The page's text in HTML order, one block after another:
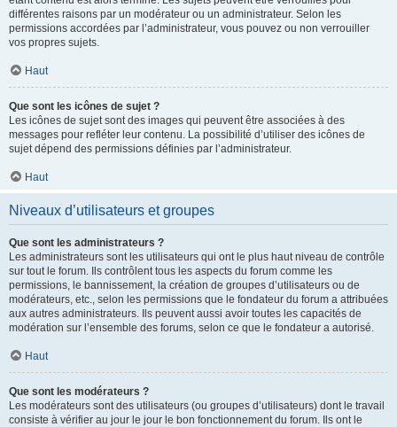
différentes raisons par un modérateur ou un administrateur. Selon les
permissions accordées par l’administrateur, vous pouvez ou non verrouiller
vos propres sujets.
Haut
Que sont les icônes de sujet ?
Les icônes de sujet sont des images qui peuvent être associées à des
messages pour refléter leur contenu. La possibilité d’utiliser des icônes de
sujet dépend des permissions définies par l’administrateur.
Haut
Niveaux d’utilisateurs et groupes
Que sont les administrateurs ?
Les administrateurs sont les utilisateurs qui ont le plus haut niveau de contrôle
sur tout le forum. Ils contrôlent tous les aspects du forum comme les
permissions, le bannissement, la création de groupes d’utilisateurs ou de
modérateurs, etc., selon les permissions que le fondateur du forum a attribuées
aux autres administrateurs. Ils peuvent aussi avoir toutes les capacités de
modération sur l’ensemble des forums, selon ce que le fondateur a autorisé.
Haut
Que sont les modérateurs ?
Les modérateurs sont des utilisateurs (ou groupes d’utilisateurs) dont le travail
consiste à vérifier au jour le jour le bon fonctionnement du forum. Ils ont le